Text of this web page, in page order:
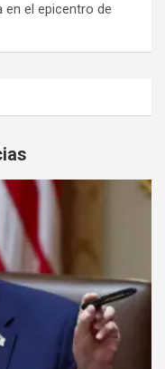
en el epicentro de